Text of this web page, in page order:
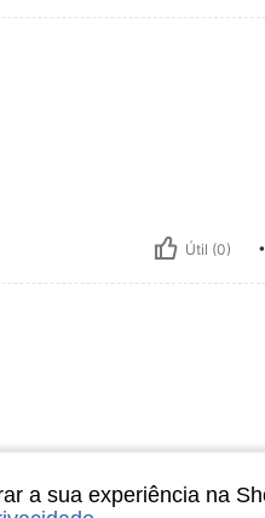
Útil (0)
a sua experiência na